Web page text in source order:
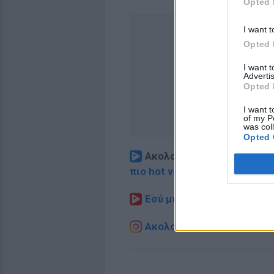
I want
Opted
I want
Opted
I want
of my
was
Opted
Ακολουθήστε το E-
πιο hot νέα
Εσύ μπήκες στο E-
Ακολουθήστε το E-